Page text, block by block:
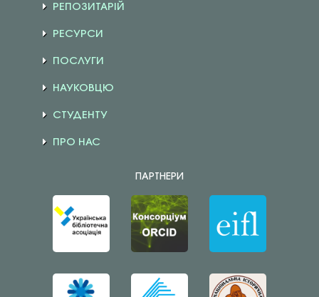
РЕПОЗИТАРІЙ
РЕСУРСИ
ПОСЛУГИ
НАУКОВЦЮ
СТУДЕНТУ
ПРО НАС
ПАРТНЕРИ